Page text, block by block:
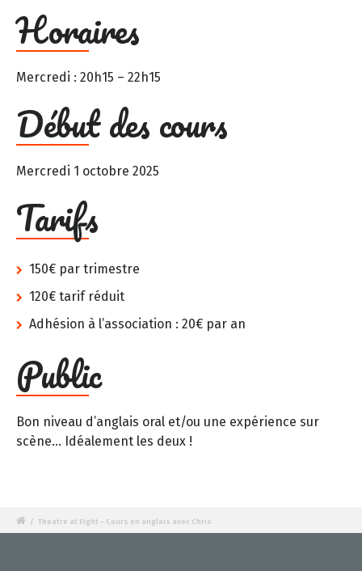
Horaires
Mercredi : 20h15 – 22h15
Début des cours
Mercredi 1 octobre 2025
Tarifs
150€ par trimestre
120€ tarif réduit
Adhésion à l’association : 20€ par an
Public
Bon niveau d’anglais oral et/ou une expérience sur
scène… Idéalement les deux !
/ Theatre at Eight – Cours en anglais avec Chris